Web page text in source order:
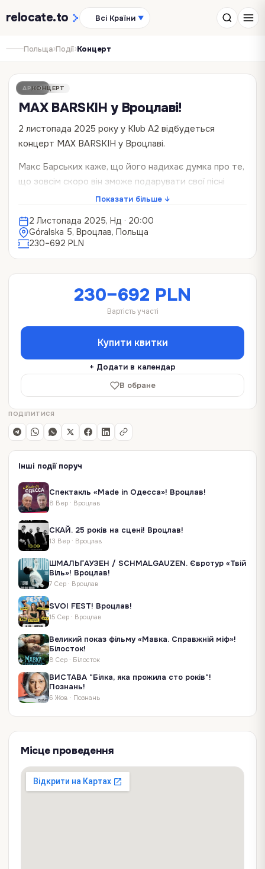
relocate.to Всі Країни ▼
Польща›Події›Концерт
АРХІВКОНЦЕРТ
MAX BARSKIH у Вроцлаві!
2 листопада 2025 року у Klub A2 відбудеться
концерт MAX BARSKIH у Вроцлаві.
Макс Барських каже, що його надихає думка про те,
що зовсім скоро він зможе подарувати свої пісні
шанувальникам наживо. Популярний український
Європою. “Ця нова подорож - не про міста й країни.
Ця подорож - до тебе!”, - звертається MAX BARSKIH
до кожного зі своїх фанатів.
Показати більше ↓
2 Листопада 2025, Нд · 20:00
Góralska 5, Вроцлав, Польща
230–692 PLN
230–692 PLN
Вартість участі
Купити квитки
+ Додати в календар
В обране
ПОДІЛИТИСЯ
Інші події поруч
Спектакль «Made in Одесса»! Вроцлав!
8 Вер · Вроцлав
СКАЙ. 25 років на сцені! Вроцлав!
13 Вер · Вроцлав
ШМАЛЬГАУЗЕН / SCHMALGAUZEN. Євротур «Твій
Віль»! Вроцлав!
7 Сер · Вроцлав
SVOI FEST! Вроцлав!
15 Сер · Вроцлав
Великий показ фільму «Мавка. Справжній міф»!
Білосток!
8 Сер · Білосток
ВИСТАВА "Білка, яка прожила сто років"!
Познань!
6 Жов · Познань
Місце проведення